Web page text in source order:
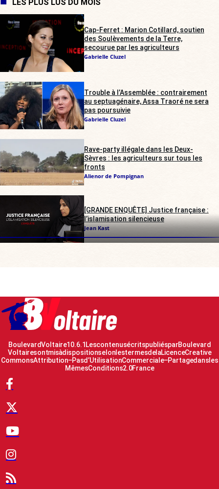
LES PLUS LUS DU MOIS
Cap-Ferret : Marion Cotillard, soutien
des Soulèvements de la Terre,
secourue par les agriculteurs
Gabrielle Cluzel
Trouble à l’Assemblée : contrairement
au septuagénaire, Assa Traoré ne sera
pas poursuivie
Gabrielle Cluzel
Rave-party illégale dans les Deux-
Sèvres : les agriculteurs sur tous les
fronts
Alienor de Pompignan
[GRANDE ENQUÊTE] Justice française :
l’islamisation silencieuse
Jean Kast
Boulevard Voltaire 10.6.1 Les contenus écrits publiés par Boulevard
Voltaire sont mis à disposition selon les termes de la Licence Creative
Commons Attribution – Pas d’Utilisation Commerciale – Partage dans les
Mêmes Conditions 2.0 France